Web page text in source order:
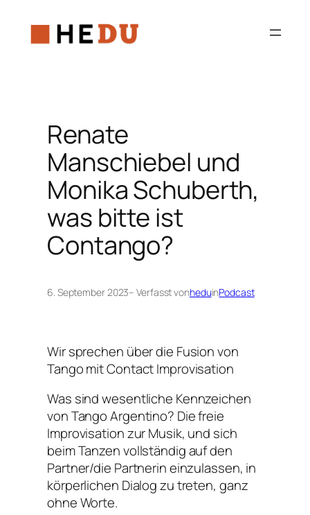
Inhalt
springen
Renate
Manschiebel und
Monika Schuberth,
was bitte ist
Contango?
6. September 2023– Verfasst vonheduinPodcast
Wir sprechen über die Fusion von
Tango mit Contact Improvisation
Was sind wesentliche Kennzeichen
von Tango Argentino? Die freie
Improvisation zur Musik, und sich
beim Tanzen vollständig auf den
Partner/die Partnerin einzulassen, in
körperlichen Dialog zu treten, ganz
ohne Worte.